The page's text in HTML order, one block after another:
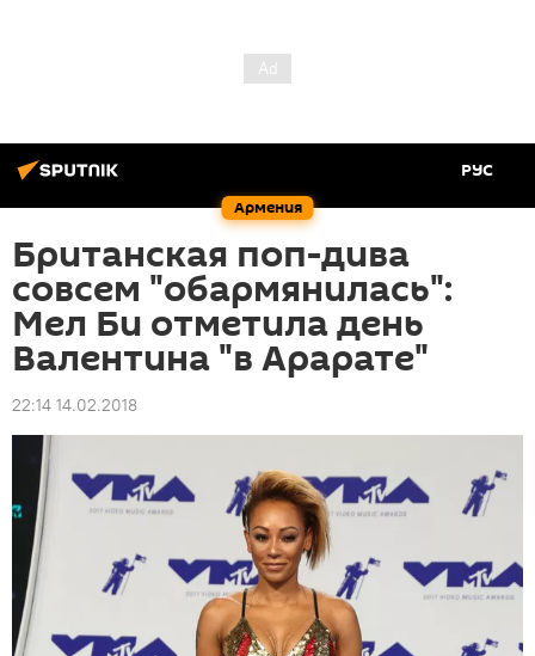
Армения
РУС
Британская поп-дива
совсем "обармянилась":
Мел Би отметила день
Валентина "в Арарате"
22:14 14.02.2018